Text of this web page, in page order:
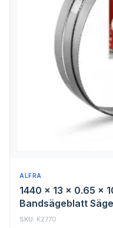
ALFRA
1440 x 13 x 0.65 x
Bandsägeblatt
SKU: K2770